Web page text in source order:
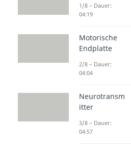
Aber
Achselhöhle
Schlafen
und
Dadurch
1/8 – Dauer:
04:19
Motorische
Endplatte
2/8 – Dauer:
04:04
Neurotransm
itter
3/8 – Dauer:
04:57